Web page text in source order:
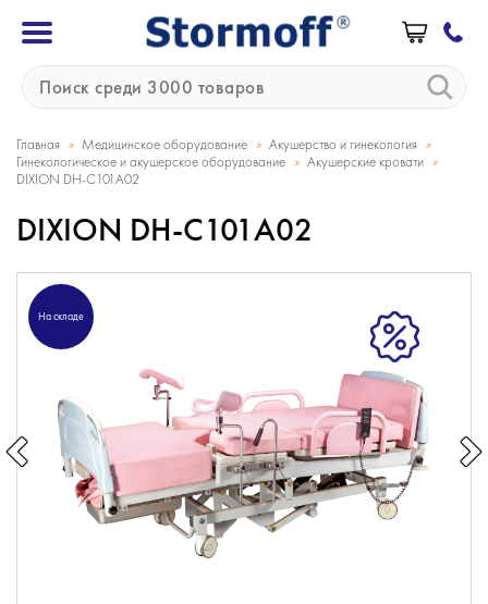
Главная » Медицинское оборудование » Акушерство и гинекология »
Гинекологическое и акушерское оборудование » Акушерские кровати »
DIXION DH-C101A02
DIXION DH-C101A02
На складе